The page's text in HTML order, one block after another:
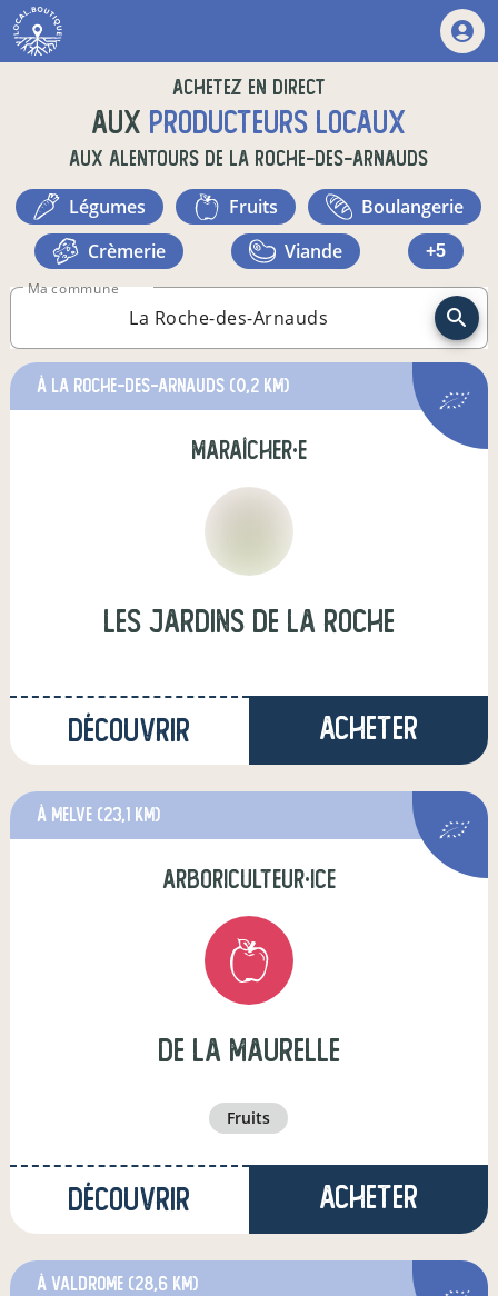
Achetez en direct
auxproducteurs locaux
aux alentours de La Roche-des-Arnauds
légumes fruits
boulangerie
crèmerie
viande +5
Ma commune
à La Roche-des-Arnauds (0,2 km)
maraîcher·e
Les Jardins de La Roche
Découvrir Acheter
à Melve (23,1 km)
arboriculteur·ice
de la maurelle
fruits
Découvrir Acheter
à valdrome (28,6 km)